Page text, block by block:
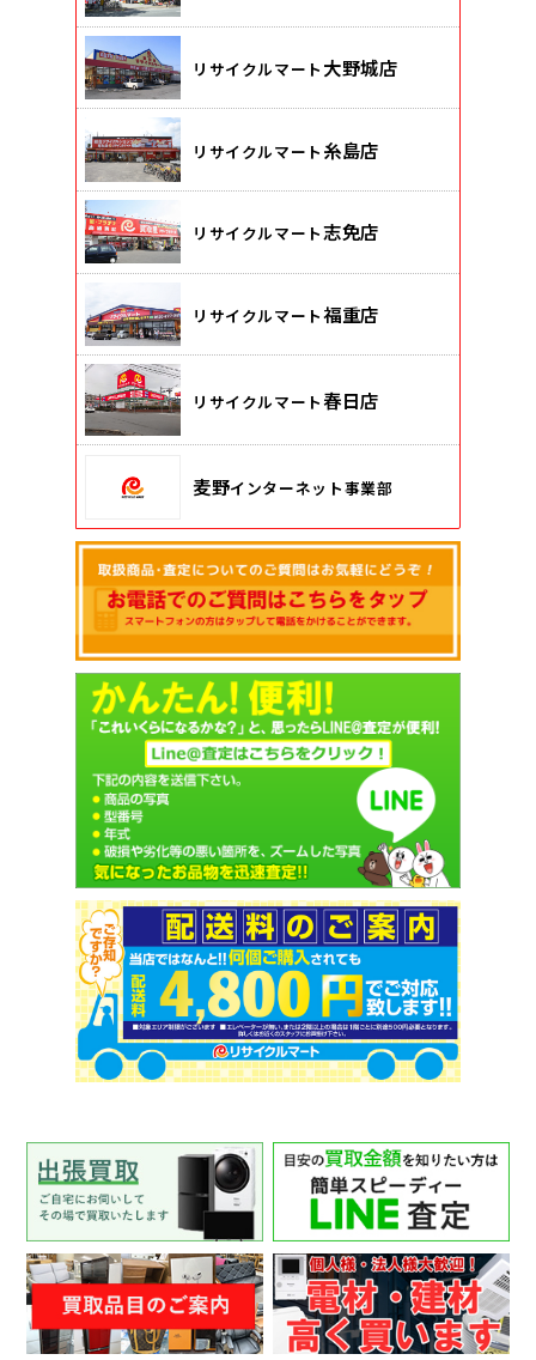
リサイクルマート 大野城店
リサイクルマート 糸島店
リサイクルマート志免店
リサイクルマート福重店
リサイクルマート春日店
麦野インターネット事業部